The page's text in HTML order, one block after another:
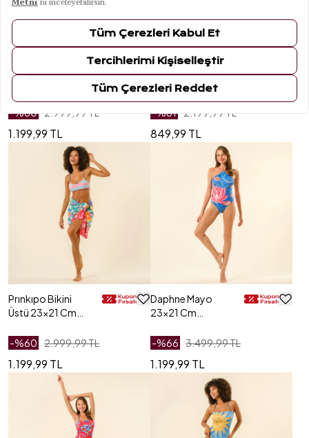
Prınkıpo Bikini
Üstü 23x21 Cm
Lacıvert - Mavi
-%60 2.999,99 TL
1.199,99 TL
Daphne Bikini Üstü
23x21 Cm
Lacivert
-%61 2.199,99 TL
849,99 TL
Prınkıpo Bikini
Üstü 23x21 Cm
-%60 2.999,99 TL
1.199,99 TL
Daphne Mayo
23x21 Cm
-%66 3.499,99 TL
1.199,99 TL